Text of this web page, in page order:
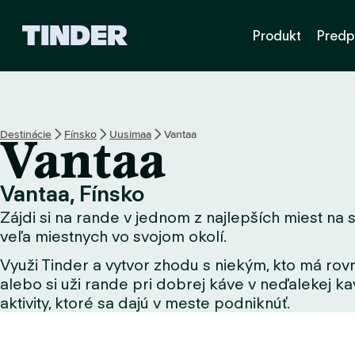
k
á
r
a
z
v
k
a
T
Produkt
Destinácie Fínsko Uusimaa Vantaa
Vantaa
Vantaa, Fínsko
Zájdi si na rande v jednom z najlepších miest na
veľa miestnych vo svojom okolí.
Využi Tinder a vytvor zhodu s niekým, kto má
alebo si uži rande pri dobrej káve v neďalekej
aktivity, ktoré sa dajú v meste podniknúť.